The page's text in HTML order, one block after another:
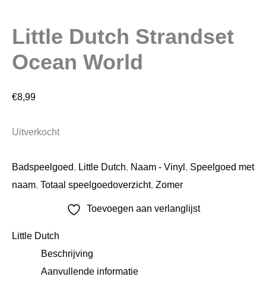
Little Dutch Strandset
Ocean World
€8,99
Uitverkocht
Badspeelgoed, Little Dutch, Naam - Vinyl, Speelgoed met
naam, Totaal speelgoedoverzicht, Zomer
Toevoegen aan verlanglijst
Little Dutch
Beschrijving
Aanvullende informatie